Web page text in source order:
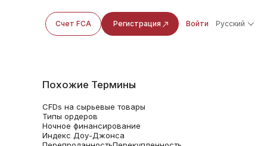
Счет FCA Регистрация Войти Русский
Похожие Термины
CFDs на сырьевые товары
Типы ордеров
Ночное финансирование
Индекс Доу-Джонса